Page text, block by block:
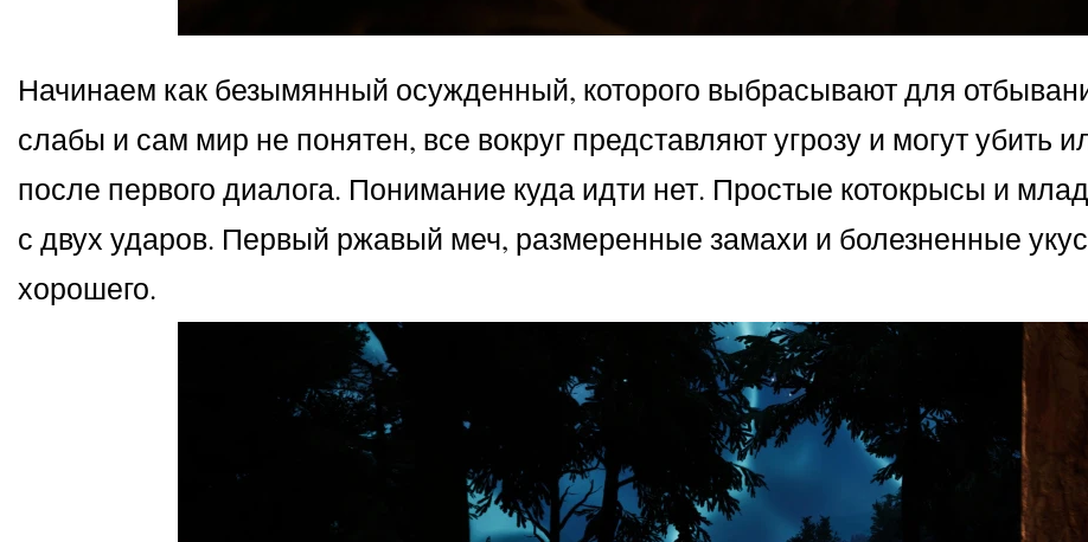
Начинаем как безымянный осужденный, которого выбрасывают для
слабы и сам мир не понятен, все вокруг представляют угрозу и могут убить
после первого диалога. Понимание куда идти нет. Простые котокрысы и
с двух ударов. Первый ржавый меч, размеренные замахи и болезненные
хорошего.